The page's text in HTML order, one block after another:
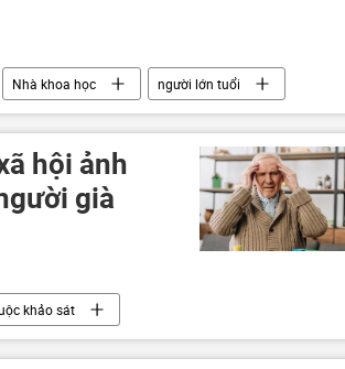
Nhà khoa học người lớn tuổi
hội ảnh
già
khảo sát